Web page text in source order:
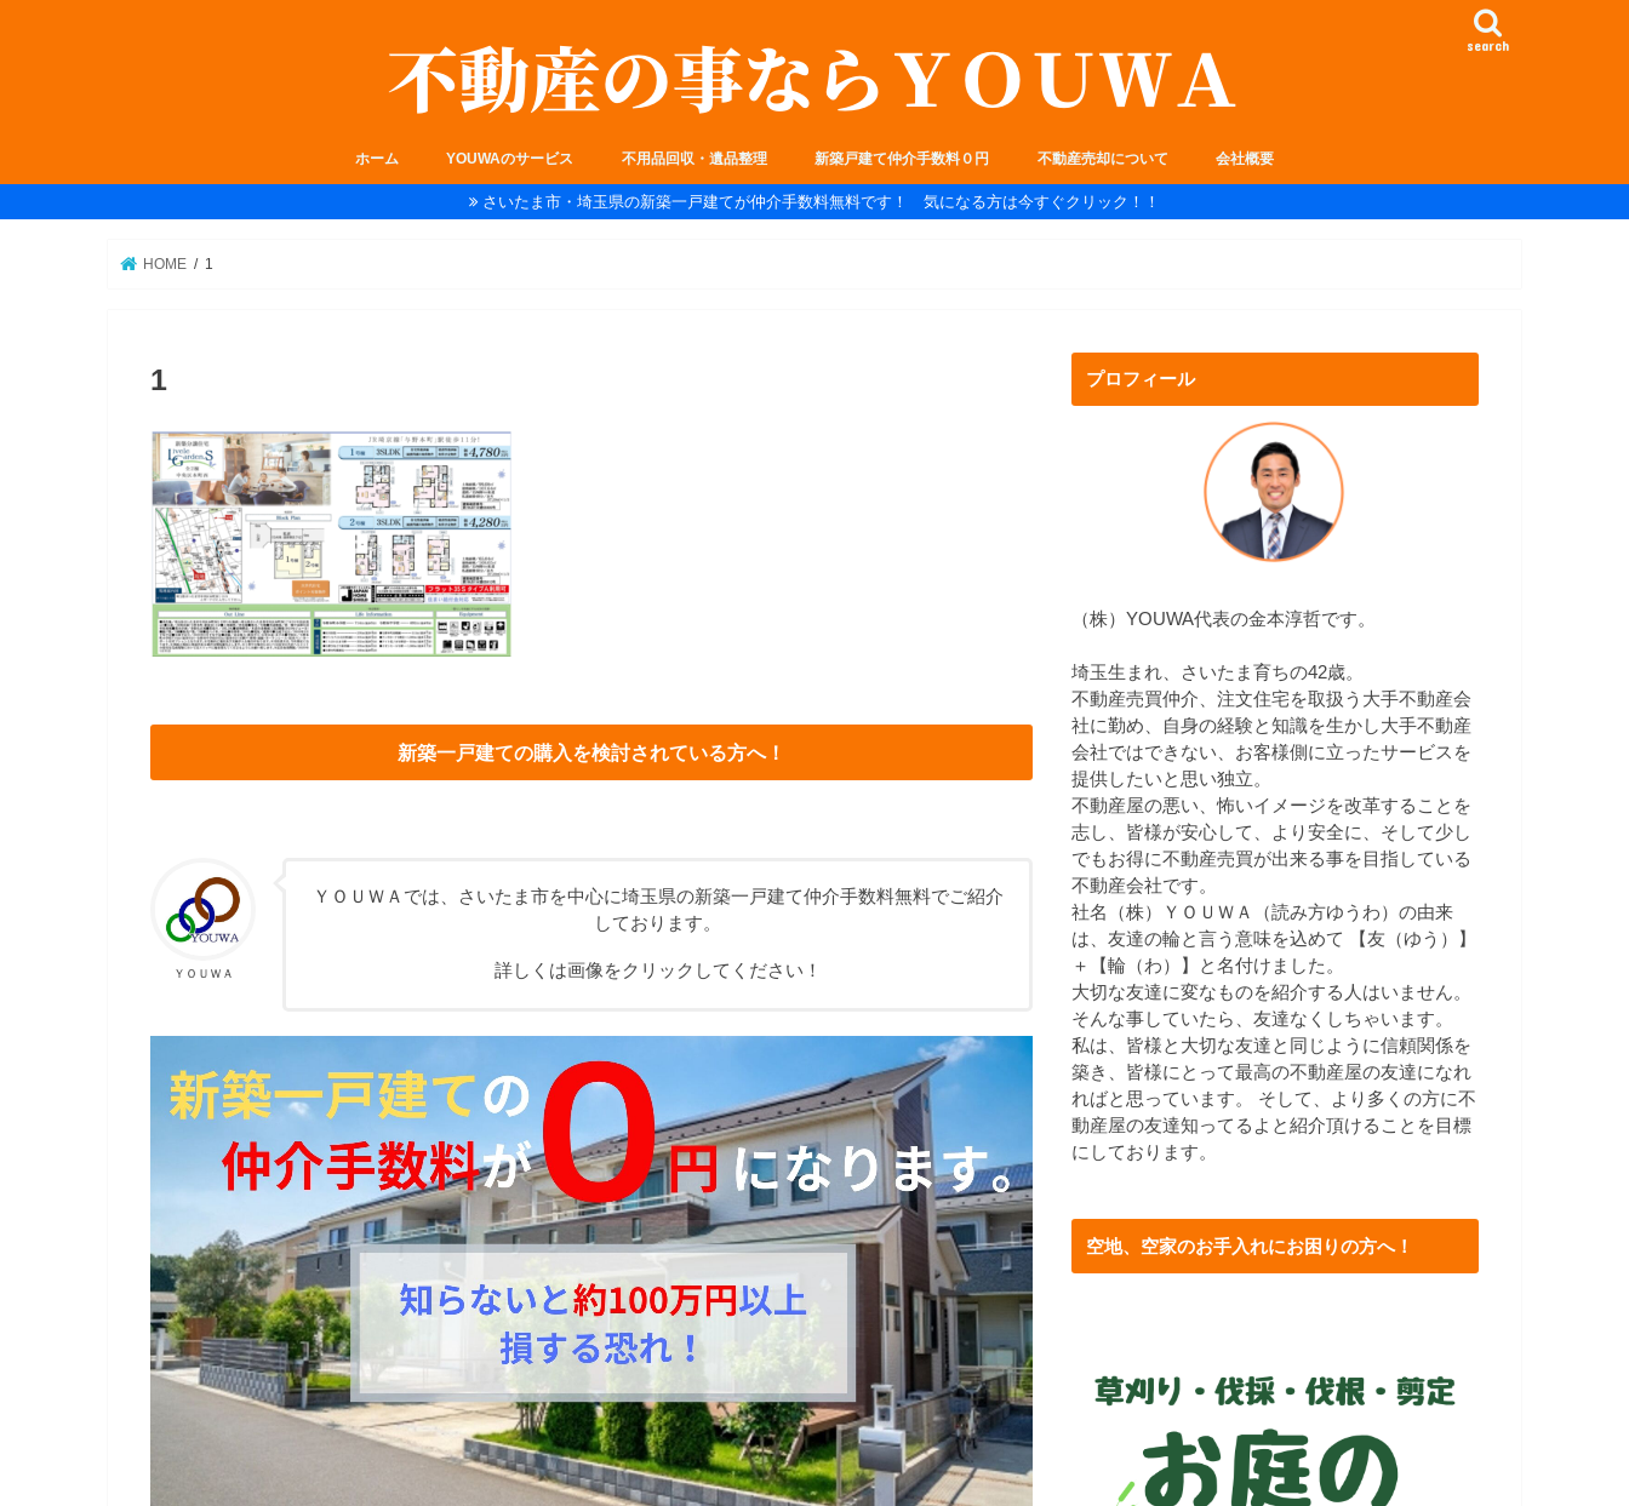
search
ホーム YOUWAのサービス 不用品回収・遺品整理 新築戸建て仲介手数料０円 不動産売却について 会社概要
さいたま市・埼玉県の新築一戸建てが仲介手数料無料です！ 気になる方は今すぐクリック！！
HOME 1
1
新築一戸建ての購入を検討されている方へ！
ＹＯＵＷＡ
ＹＯＵＷＡでは、さいたま市を中心に埼玉県の新築一戸建て仲介手数料無料でご紹介
しております。
詳しくは画像をクリックしてください！
プロフィール
（株）YOUWA代表の金本淳哲です。
埼玉生まれ、さいたま育ちの42歳。
不動産売買仲介、注文住宅を取扱う大手不動産会
社に勤め、自身の経験と知識を生かし大手不動産
会社ではできない、お客様側に立ったサービスを
提供したいと思い独立。
不動産屋の悪い、怖いイメージを改革することを
志し、皆様が安心して、より安全に、そして少し
でもお得に不動産売買が出来る事を目指している
不動産会社です。
社名（株）ＹＯＵＷＡ（読み方ゆうわ）の由来
は、友達の輪と言う意味を込めて 【友（ゆう）】
＋【輪（わ）】と名付けました。
大切な友達に変なものを紹介する人はいません。
そんな事していたら、友達なくしちゃいます。
私は、皆様と大切な友達と同じように信頼関係を
築き、皆様にとって最高の不動産屋の友達になれ
ればと思っています。 そして、より多くの方に不
動産屋の友達知ってるよと紹介頂けることを目標
にしております。
空地、空家のお手入れにお困りの方へ！